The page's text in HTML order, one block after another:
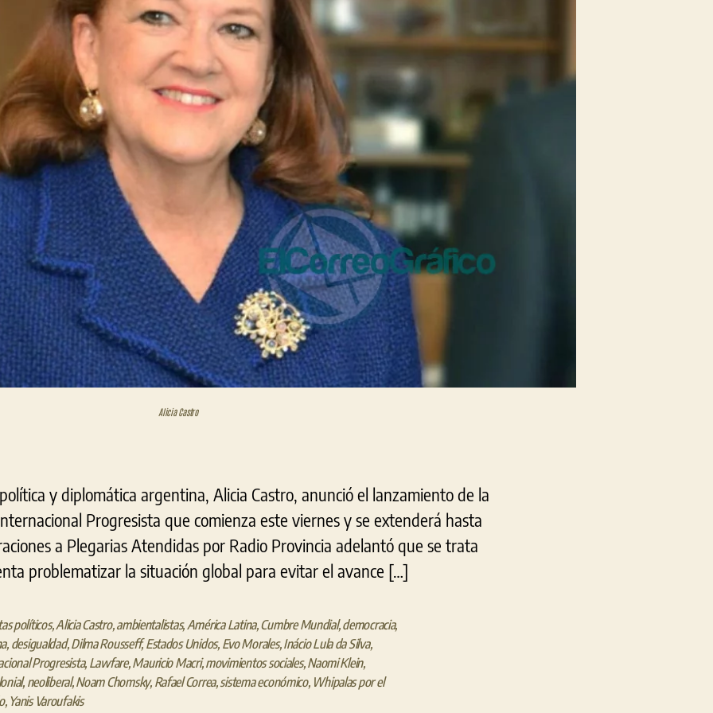
Alicia Castro
y diplomática argentina, Alicia Castro, anunció el lanzamiento de la
Progresista que comienza este viernes y se extenderá hasta
a Plegarias Atendidas por Radio Provincia adelantó que se trata
problematizar la situación global para evitar el avance […]
políticos,Alicia Castro,ambientalistas,América Latina,Cumbre Mundial,democracia,
, desigualdad,Dilma Rousseff,Estados Unidos, Evo Morales,Inácio Lula da Silva,
Progresista, Lawfare,Mauricio Macri,movimientos sociales,Naomi Klein,
, neoliberal,Noam Chomsky, Rafael Correa,sistema económico, Whipalas por el
, Yanis Varoufakis